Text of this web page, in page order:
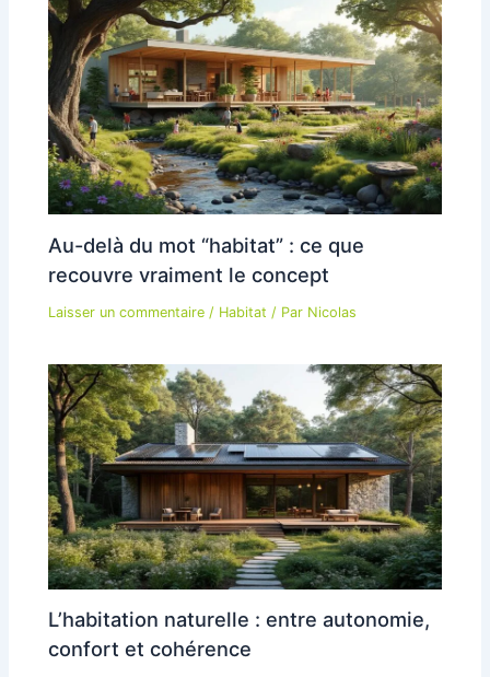
Au-delà du mot “habitat” : ce que
recouvre vraiment le concept
Laisser un commentaire / Habitat / Par Nicolas
L’habitation naturelle : entre autonomie,
confort et cohérence